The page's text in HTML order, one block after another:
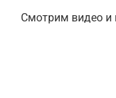
Смотрим видео и